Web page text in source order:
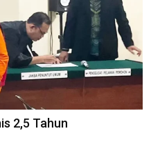
2,5 Tahun